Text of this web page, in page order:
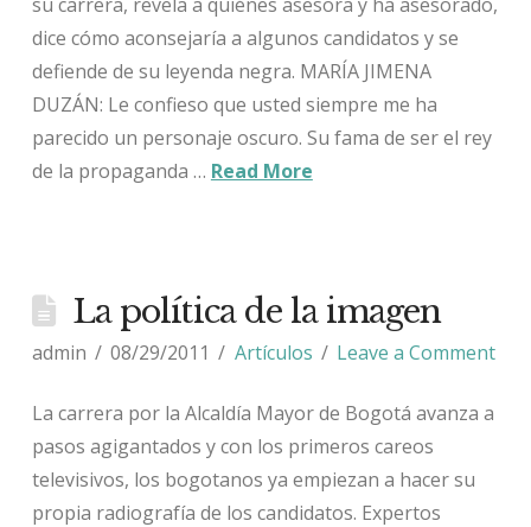
dice cómo aconsejaría a algunos candidatos y se
defiende de su leyenda negra. MARÍA JIMENA
DUZÁN: Le confieso que usted siempre me ha
parecido un personaje oscuro. Su fama de ser el rey
de la propaganda … Read More
La política de la imagen
admin 08/29/2011 Artículos Leave a Comment
La carrera por la Alcaldía Mayor de Bogotá avanza a
pasos agigantados y con los primeros careos
televisivos, los bogotanos ya empiezan a hacer su
propia radiografía de los candidatos. Expertos